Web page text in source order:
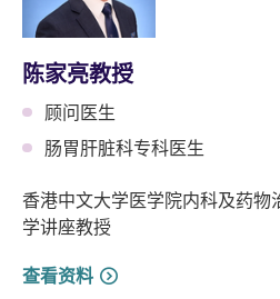
陈家亮教授
顾问医生
肠胃肝脏科专科医生
香港中文大学医学院内科及药物
学讲座教授
查看资料